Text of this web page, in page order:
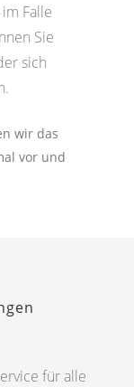
Falle
Sie
sich
wir das
vor und
für alle